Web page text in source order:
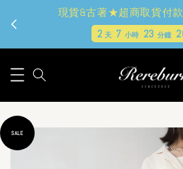
現貨&古著★超商取貨付
2 天 7 小時 23 分鐘
SALE